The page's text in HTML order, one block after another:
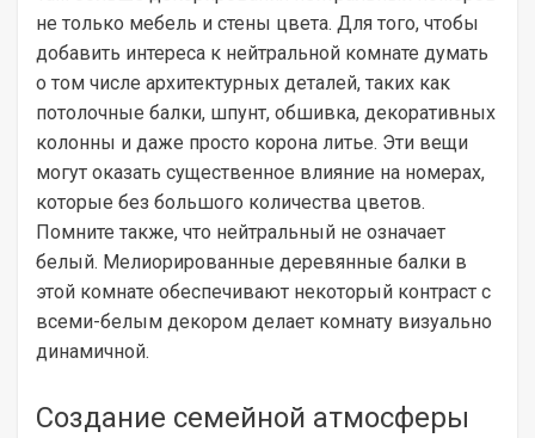
не только мебель и стены цвета. Для того, чтобы
добавить интереса к нейтральной комнате думать
о том числе архитектурных деталей, таких как
потолочные балки, шпунт, обшивка, декоративных
колонны и даже просто корона литье. Эти вещи
могут оказать существенное влияние на номерах,
которые без большого количества цветов.
Помните также, что нейтральный не означает
белый. Мелиорированные деревянные балки в
этой комнате обеспечивают некоторый контраст с
всеми-белым декором делает комнату визуально
динамичной.
Создание семейной атмосферы